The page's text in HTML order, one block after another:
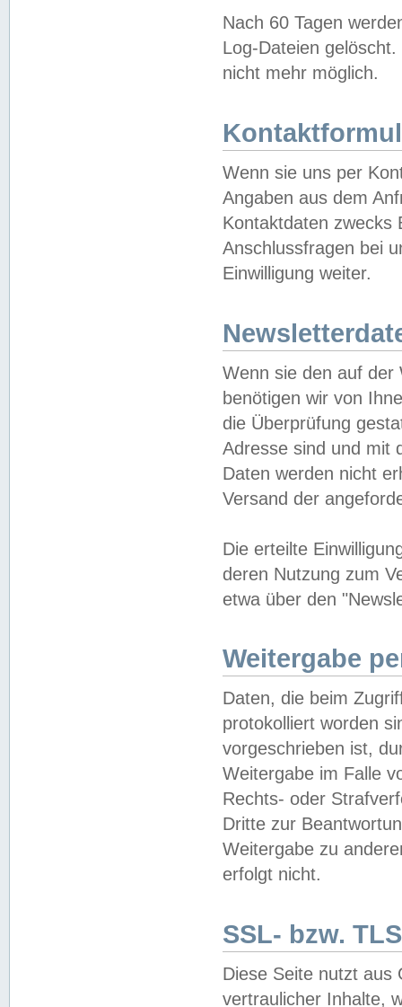
Nach 60 Tagen
Log-Dateien
nicht mehr möglich.
Wenn sie uns per
Angaben aus dem
Kontaktdaten zwecks
Anschlussfragen bei
Einwilligung weiter.
Wenn sie den auf der
benötigen wir von
die Überprüfung
Adresse sind und mit
Daten werden nicht
Versand der
Die erteilte
deren Nutzung zum
etwa über den
Weitergabe
Daten, die beim
protokolliert worden
vorgeschrieben ist,
Weitergabe im Falle
Rechts- oder
Dritte zur
Weitergabe zu
erfolgt nicht.
SSL- bzw.
Diese Seite nutzt aus
vertraulicher Inhalte,